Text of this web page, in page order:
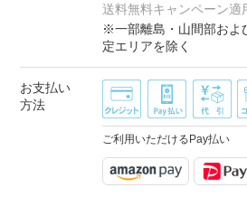
送料無料キャンペーン適
※一部離島・山間部およ
定エリアを除く
お支払い
方法
ご利用いただけるPay払い